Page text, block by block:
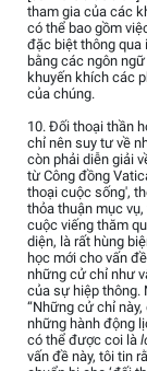
tham gia của các
có thể bao gồm
đặc biệt thông qua
bằng các ngôn
khuyến khích các
của chúng.
10. Đối thoại thần
chỉ nên suy tư về
còn phải diễn giải
từ Công đồng
thoại cuộc sống',
thỏa thuận mục
cuộc viếng thăm
diện, là rất hùng
học mới cho vấn
những cử chỉ như
của sự hiệp thông.
“Những cử chỉ
những hành động
có thể được coi là
vấn đề này, tôi tin